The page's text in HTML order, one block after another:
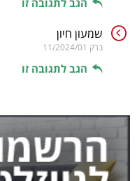
שמעון חיון
ברק 11/2024/01
הגב לתגובה זו